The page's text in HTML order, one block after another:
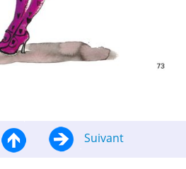
Suivant